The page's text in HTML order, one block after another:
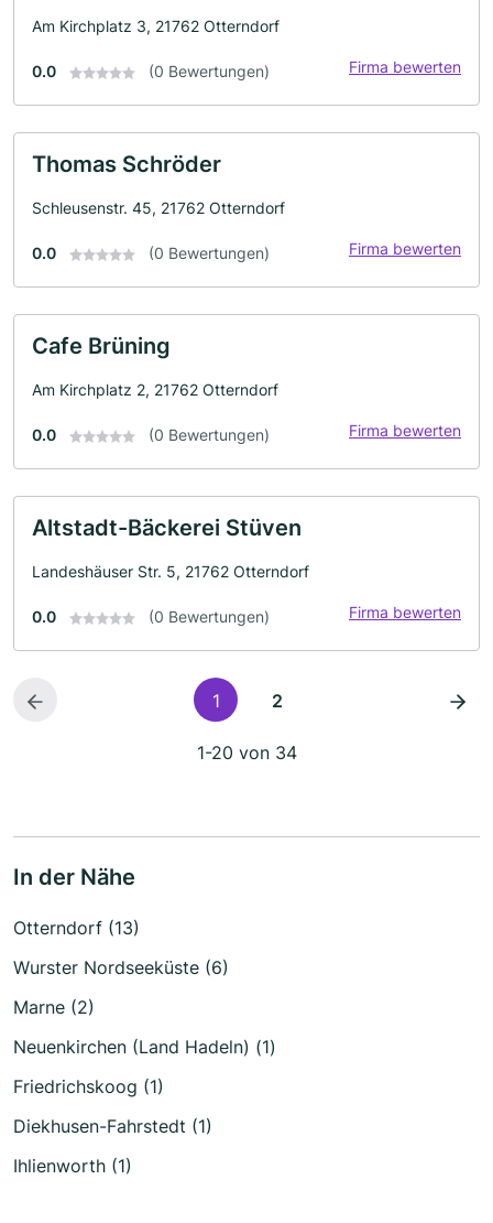
Am Kirchplatz 3, 21762 Otterndorf
0.0 (0 Bewertungen) Firma bewerten
Thomas Schröder
Schleusenstr. 45, 21762 Otterndorf
0.0 (0 Bewertungen) Firma bewerten
Cafe Brüning
Am Kirchplatz 2, 21762 Otterndorf
0.0 (0 Bewertungen) Firma bewerten
Altstadt-Bäckerei Stüven
Landeshäuser Str. 5, 21762 Otterndorf
0.0 (0 Bewertungen) Firma bewerten
1 2
1-20 von 34
In der Nähe
Otterndorf (13)
Wurster Nordseeküste (6)
Marne (2)
Neuenkirchen (Land Hadeln) (1)
Friedrichskoog (1)
Diekhusen-Fahrstedt (1)
Ihlienworth (1)